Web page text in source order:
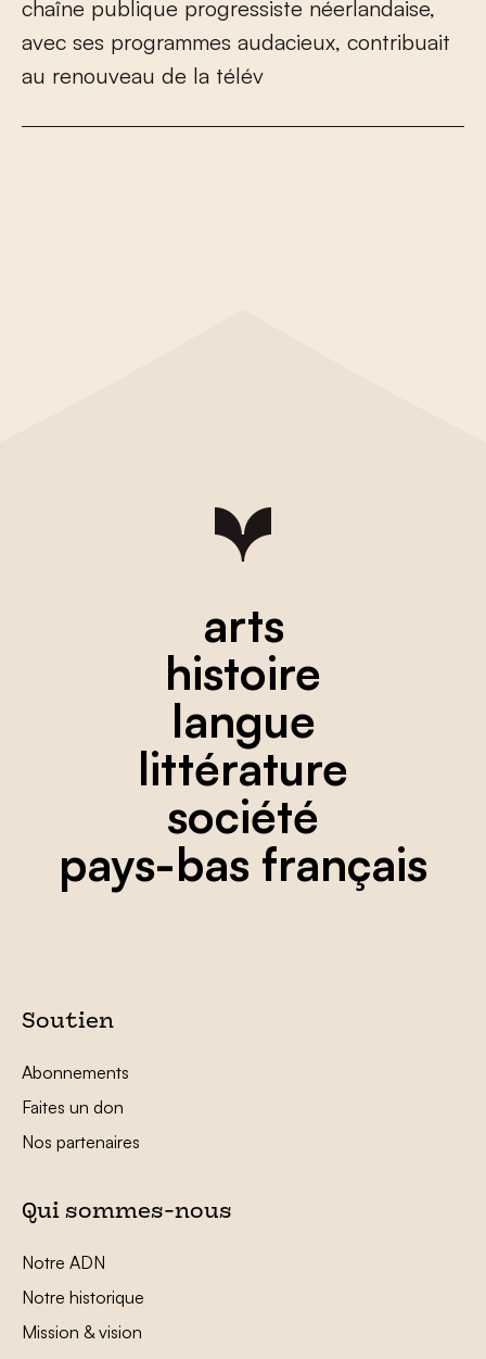
chaîne pub ique progressiste néer andaise,
avec ses programmes audacieux, contribuait
au renouveau de la télév
arts
histoire
langue
littérature
société
pays-bas français
Soutien
Abonnements
Faites un don
Nos partenaires
Qui sommes-nous
Notre ADN
Notre historique
Mission & vision